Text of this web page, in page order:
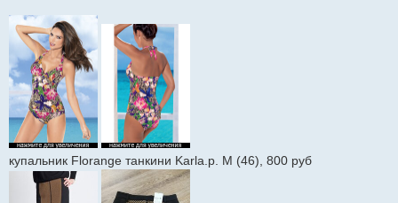
купальник Florange танкини Karla.р. М (46), 800 руб